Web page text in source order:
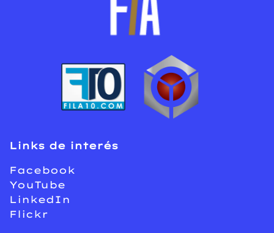
Links de interés
Facebook
YouTube
LinkedIn
Flickr